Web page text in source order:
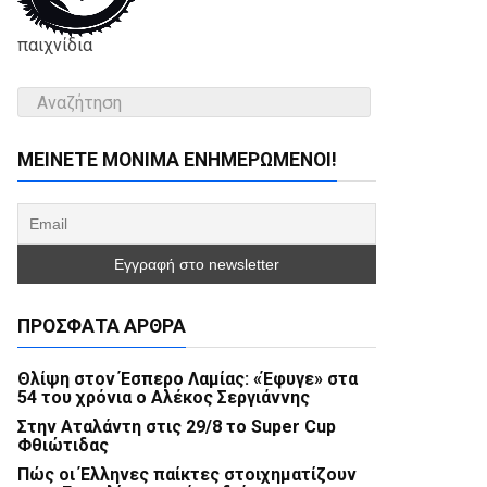
παιχνίδια
ΜΕΊΝΕΤΕ ΜΌΝΙΜΑ ΕΝΗΜΕΡΏΜΕΝΟΙ!
ΠΡΌΣΦΑΤΑ ΆΡΘΡΑ
Θλίψη στον Έσπερο Λαμίας: «Έφυγε» στα
54 του χρόνια ο Αλέκος Σεργιάννης
Στην Αταλάντη στις 29/8 το Super Cup
Φθιώτιδας
Πώς οι Έλληνες παίκτες στοιχηματίζουν